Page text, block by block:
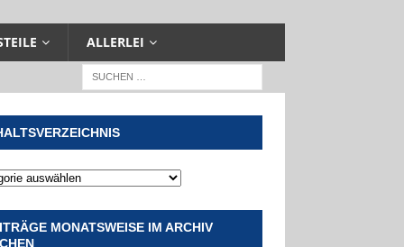
ALLERLEI
MONATSWEISE IM ARCHIV